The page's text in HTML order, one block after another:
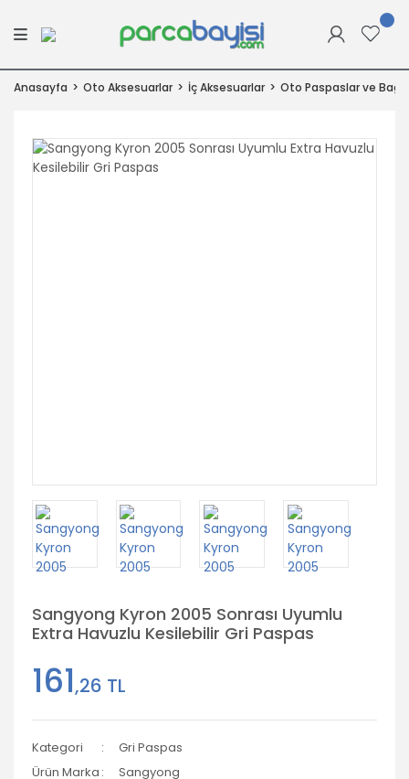
Anasayfa Oto Aksesuarlar İç Aksesuarlar Oto Paspaslar ve
Sangyong Kyron 2005 Sonrası Uyumlu
Extra Havuzlu Kesilebilir Gri Paspas
161,26 TL
Kategori
Gri Paspas
Ürün Marka
Sangyong